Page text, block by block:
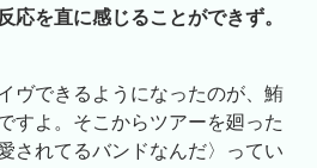
応を直に感じることができず。
ヴできるようになったのが、鮪
すよ。そこからツアーを廻った
されてるバンドなんだ〉ってい